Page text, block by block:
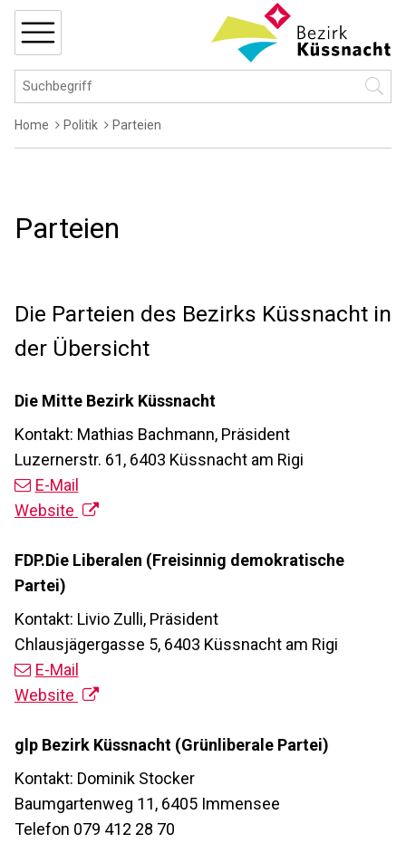
Navigieren in Küssnacht
Schnellnavigation
Hauptnavigation
Suchbegriff
Breadcrumb
Home Politik Parteien
Parteien
Die Parteien des Bezirks Küssnacht in
der Übersicht
Die Mitte Bezirk Küssnacht
Kontakt: Mathias Bachmann, Präsident
Luzernerstr. 61, 6403 Küssnacht am Rigi
E-Mail
Website
FDP.Die Liberalen (Freisinnig demokratische
Partei)
Kontakt: Livio Zulli, Präsident
Chlausjägergasse 5, 6403 Küssnacht am Rigi
E-Mail
Website
glp Bezirk Küssnacht (Grünliberale Partei)
Kontakt: Dominik Stocker
Baumgartenweg 11, 6405 Immensee
Telefon 079 412 28 70